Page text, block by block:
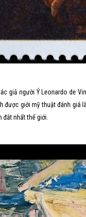
giả người Ý Leonardo de
được giới mỹ thuật đánh giá
đắt nhất thế giới.